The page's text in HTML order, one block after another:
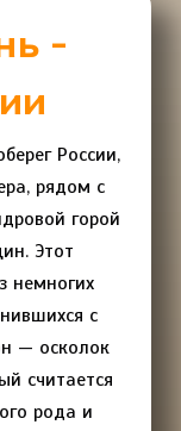
-
России,
рядом с
горой
Этот
немногих
с
— осколок
считается
рода и